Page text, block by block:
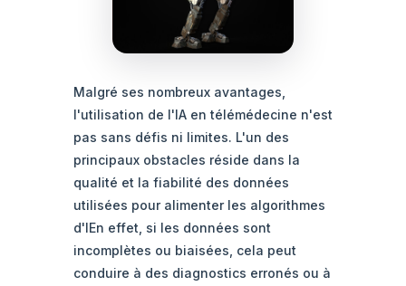
Malgré ses nombreux avantages,
l'utilisation de l'IA en télémédecine n'est
pas sans défis ni limites. L'un des
principaux obstacles réside dans la
qualité et la fiabilité des données
utilisées pour alimenter les algorithmes
d'IEn effet, si les données sont
incomplètes ou biaisées, cela peut
conduire à des diagnostics erronés ou à